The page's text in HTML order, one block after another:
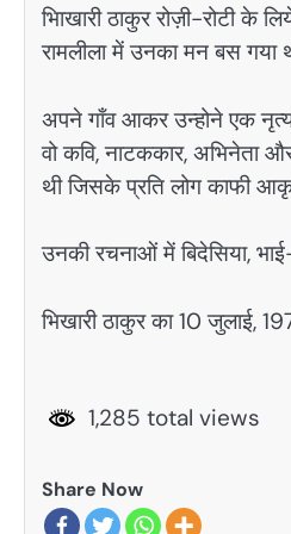
भिाखारी ठाकुर रोज़ी-रोटी
रामलीला में उनका मन बस
अपने गाँव आकर उन्होने एक
वो कवि, नाटककार, अभिनेता
थी जिसके प्रति लोग काफी
उनकी रचनाओं में बिदेसिया,
भिखारी ठाकुर का 10 जुलाई,
1,285 total views
Share Now